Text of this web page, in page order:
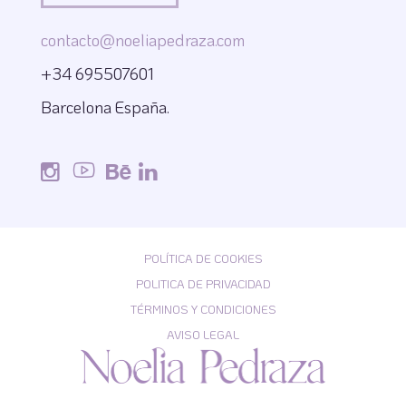
contacto@noeliapedraza.com
+34 695507601
Barcelona España.
POLÍTICA DE COOKIES
POLITICA DE PRIVACIDAD
TÉRMINOS Y CONDICIONES
AVISO LEGAL